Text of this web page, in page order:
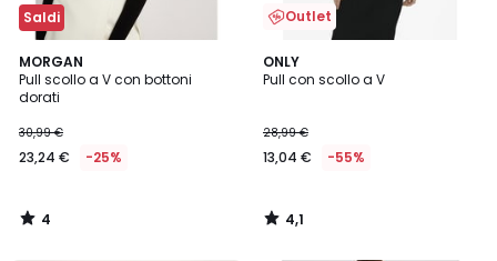
Saldi
MORGAN
Pull scollo a V con bottoni
dorati
30,99 €
23,24 € -25%
4
/
5
4
/
Outlet
ONLY
Pull con scollo a V
28,99 €
13,04 € -55%
4,1
/ 5
4,1
/